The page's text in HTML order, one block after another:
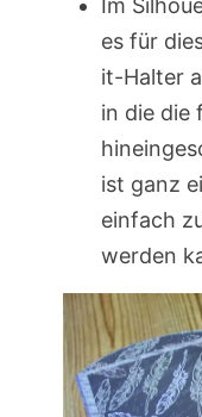
Im
es für
it-Halter
in die die
ist ganz
einfach
werden